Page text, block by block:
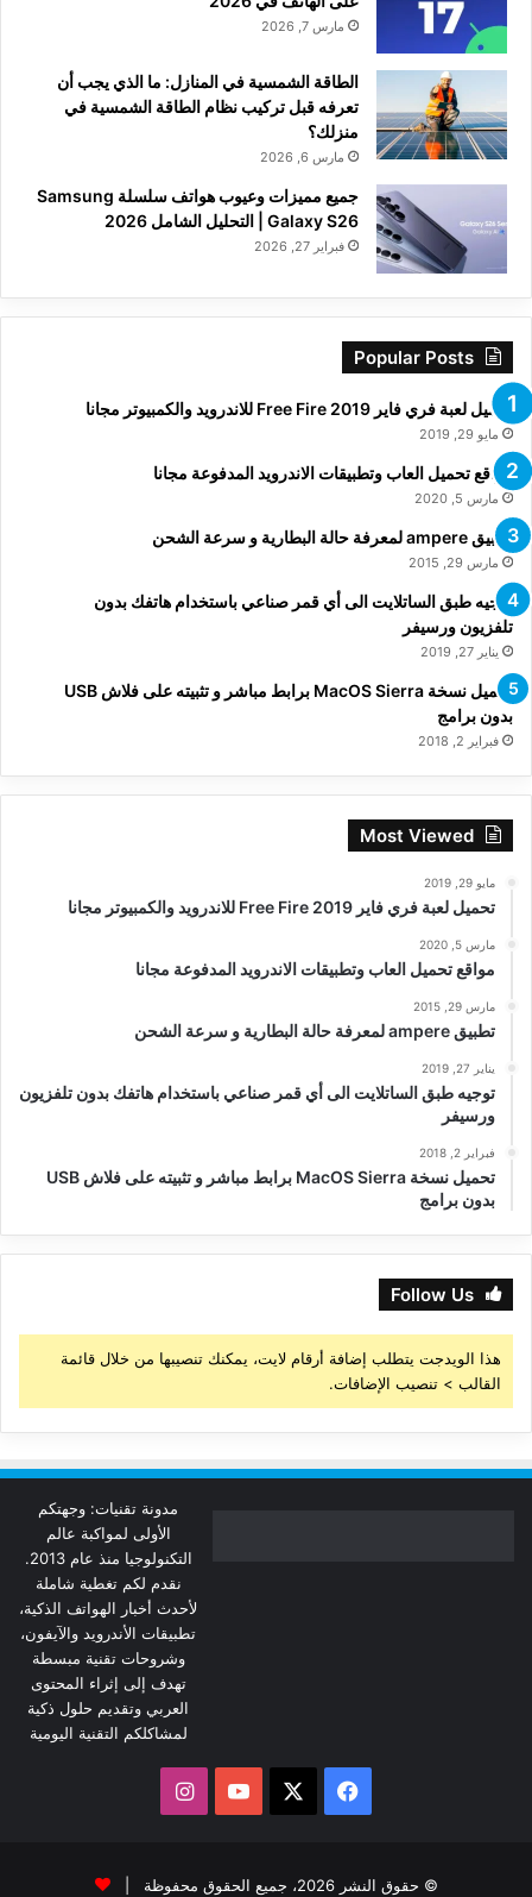
مارس 7, 2026
الطاقة الشمسية في المنازل: ما الذي يجب أن
تعرفه قبل تركيب نظام الطاقة الشمسية في
منزلك؟
مارس 6, 2026
جميع مميزات وعيوب هواتف سلسلة Samsung
Galaxy S26 | التحليل الشامل 2026
فبراير 27, 2026
Popular Posts
تحميل لعبة فري فاير Free Fire 2019 للاندرويد والكمبيوتر مجانا
مايو 29, 2019
مواقع تحميل العاب وتطبيقات الاندرويد المدفوعة مجانا
مارس 5, 2020
تطبيق ampere لمعرفة حالة البطارية و سرعة الشحن
مارس 29, 2015
توجيه طبق الساتلايت الى أي قمر صناعي باستخدام هاتفك بدون
تلفزيون ورسيفر
يناير 27, 2019
تحميل نسخة MacOS Sierra برابط مباشر و تثبيته على فلاش USB
بدون برامج
فبراير 2, 2018
Most Viewed
مايو 29, 2019
تحميل لعبة فري فاير Free Fire 2019 للاندرويد والكمبيوتر مجانا
مارس 5, 2020
مواقع تحميل العاب وتطبيقات الاندرويد المدفوعة مجانا
مارس 29, 2015
تطبيق ampere لمعرفة حالة البطارية و سرعة الشحن
يناير 27, 2019
توجيه طبق الساتلايت الى أي قمر صناعي باستخدام هاتفك بدون تلفزيون
ورسيفر
فبراير 2, 2018
تحميل نسخة MacOS Sierra برابط مباشر و تثبيته على فلاش USB
بدون برامج
Follow Us
هذا الويدجت يتطلب إضافة أرقام لايت، يمكنك تنصيبها من خلال قائمة
القالب > تنصيب الإضافات.
مدونة تقنيات: وجهتكم
الأولى لمواكبة عالم
التكنولوجيا منذ عام 2013.
نقدم لكم تغطية شاملة
لأحدث أخبار الهواتف الذكية،
تطبيقات الأندرويد والآيفون،
وشروحات تقنية مبسطة
تهدف إلى إثراء المحتوى
العربي وتقديم حلول ذكية
لمشاكلكم التقنية اليومية
فيسبوك ‫YouTubeانستقرام
© حقوق النشر 2026، جميع الحقوق محفوظة |